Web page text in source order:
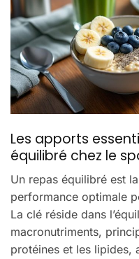
Les apports
équilibré chez le
Un repas équilibré est
performance optimale
La clé réside dans
macronutriments,
protéines et les lipides,